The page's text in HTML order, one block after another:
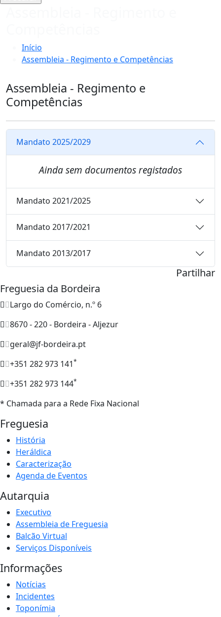
Início
Assembleia - Regimento e Competências
Assembleia - Regimento e
Competências
Mandato 2025/2029
Ainda sem documentos registados
Mandato 2021/2025
Mandato 2017/2021
Mandato 2013/2017
Partilhar
Freguesia da Bordeira
Largo do Comércio, n.º 6
8670 - 220 - Bordeira - Aljezur
geral@jf-bordeira.pt
+351 282 973 141*
+351 282 973 144*
* Chamada para a Rede Fixa Nacional
Freguesia
História
Heráldica
Caracterização
Agenda de Eventos
Autarquia
Executivo
Assembleia de Freguesia
Balcão Virtual
Serviços Disponíveis
Informações
Notícias
Incidentes
Toponímia